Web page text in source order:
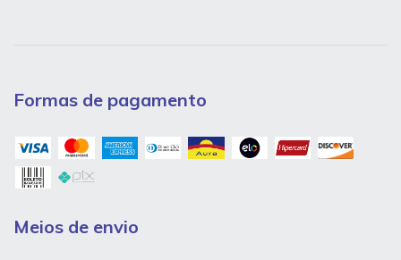
Formas de pagamento
Meios de envio